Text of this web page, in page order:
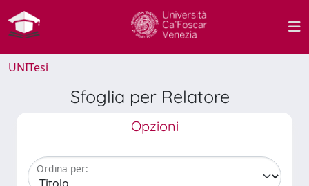
UNITesi
Sfoglia per Relatore
Opzioni
Ordina per: